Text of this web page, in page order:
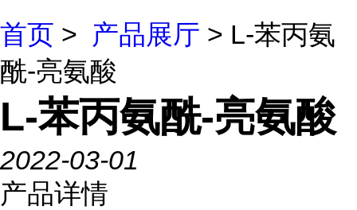
首页 > 产品展厅 > L-苯丙氨
酰-亮氨酸
L-苯丙氨酰-亮氨酸
2022-03-01
产品详情